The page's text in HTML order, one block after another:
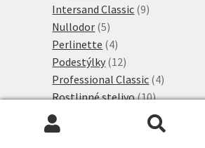
produkt
Intersand Classic 99
Nullodor 55
produktů
Perlinette 44
produkty
Podestýlky 1212
produktů
Professional Classic 44
produkty
Rostlinné stelivo 1010
produktů
Sanicat Professional 8
produktů
Sepicat